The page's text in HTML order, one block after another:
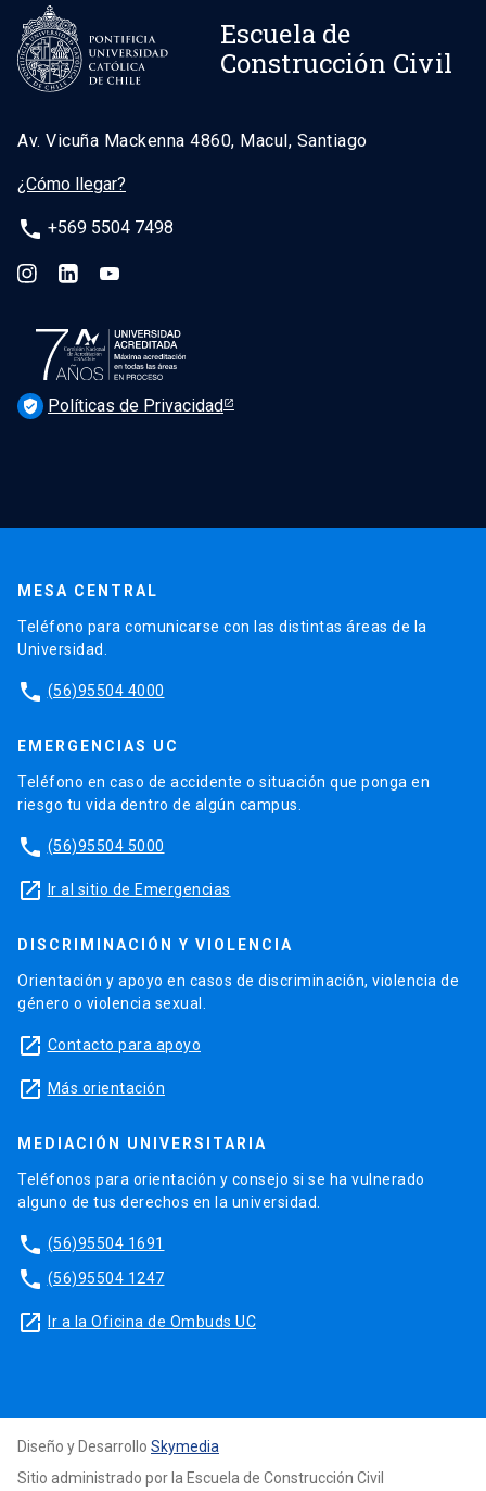
Escuela de
Construcción Civil
Av. Vicuña Mackenna 4860, Macul, Santiago
¿Cómo llegar?
phone +569 5504 7498
verified_user Políticas de Privacidad
MESA CENTRAL
Teléfono para comunicarse con las distintas áreas de la
Universidad.
phone (56)95504 4000
EMERGENCIAS UC
Teléfono en caso de accidente o situación que ponga en
riesgo tu vida dentro de algún campus.
phone (56)95504 5000
launch Ir al sitio de Emergencias
DISCRIMINACIÓN Y VIOLENCIA
Orientación y apoyo en casos de discriminación, violencia de
género o violencia sexual.
launch Contacto para apoyo
launch Más orientación
MEDIACIÓN UNIVERSITARIA
Teléfonos para orientación y consejo si se ha vulnerado
alguno de tus derechos en la universidad.
phone (56)95504 1691
phone (56)95504 1247
launch Ir a la Oficina de Ombuds UC
Diseño y Desarrollo Skymedia
Sitio administrado por la Escuela de Construcción Civil